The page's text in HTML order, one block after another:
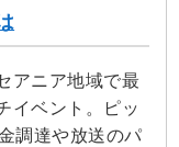
アニア地域で最
イベント。ピッ
調達や放送のパ